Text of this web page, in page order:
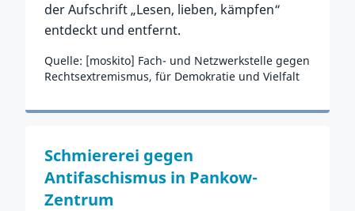
der Aufschrift „Lesen, lieben, kämpfen“
entdeckt und entfernt.
Quelle: [moskito] Fach- und Netzwerkstelle gegen
Rechtsextremismus, für Demokratie und Vielfalt
Zum Vorfall
Schmiererei gegen
Antifaschismus in Pankow-
Zentrum